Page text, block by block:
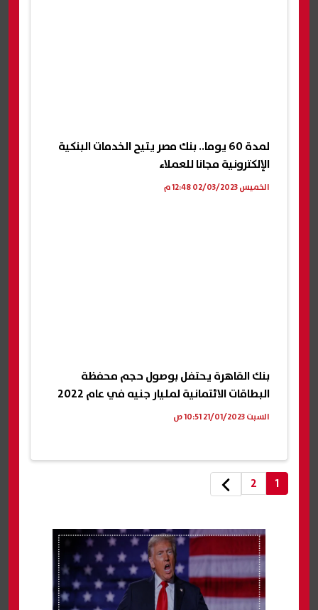
لمدة 60 يوما.. بنك مصر يتيح الخدمات البنكية
الإلكترونية مجانا للعملاء
الخميس 02/03/2023 12:48 م
بنك القاهرة يحتفل بوصول حجم محفظة
البطاقات الائتمانية لمليار جنيه في عام 2022
السبت 21/01/2023 10:51 ص
1
2